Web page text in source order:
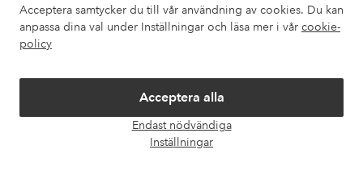
Acceptera samtycker du till vår användning av cookies. Du kan
anpassa dina val under Inställningar och läsa mer i vår cookie-
policy
Acceptera alla
Endast nödvändiga
Inställningar
Om Ellos
Villkor